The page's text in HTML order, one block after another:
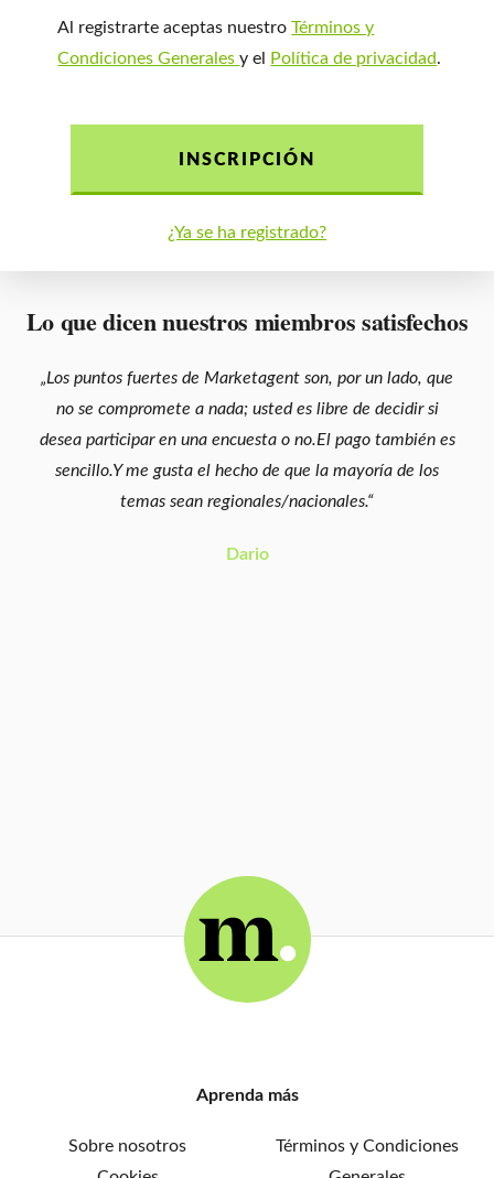
Al registrarte aceptas nuestroTérminos y
Condiciones Generalesy el Política de privacidad.
INSCRIPCIÓN
¿Ya se ha registrado?
Lo que dicen nuestros miembros satisfechos
„Los puntos fuertes de Marketagent son, por un lado, que
no se compromete a nada; usted es libre de decidir si
desea participar en una encuesta o no.El pago también es
sencillo.Y me gusta el hecho de que la mayoría de los
temas sean regionales/nacionales.“
Dario
Aprenda más
Sobre nosotros
Términos y Condiciones